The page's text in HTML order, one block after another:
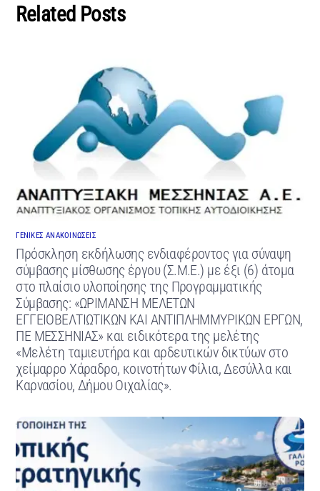
Related Posts
ΓΕΝΙΚΕΣ ΑΝΑΚΟΙΝΩΣΕΙΣ
Πρόσκληση εκδήλωσης ενδιαφέροντος για σύναψη
σύμβασης μίσθωσης έργου (Σ.Μ.Ε.) με έξι (6) άτομα
στο πλαίσιο υλοποίησης της Προγραμματικής
Σύμβασης: «ΩΡΙΜΑΝΣΗ ΜΕΛΕΤΩΝ
ΕΓΓΕΙΟΒΕΛΤΙΩΤΙΚΩΝ ΚΑΙ ΑΝΤΙΠΛΗΜΜΥΡΙΚΩΝ ΕΡΓΩΝ,
ΠΕ ΜΕΣΣΗΝΙΑΣ» και ειδικότερα της μελέτης
«Μελέτη ταμιευτήρα και αρδευτικών δικτύων στο
χείμαρρο Χάραδρο, κοινοτήτων Φίλια, Δεσύλλα και
Καρνασίου, Δήμου Οιχαλίας».